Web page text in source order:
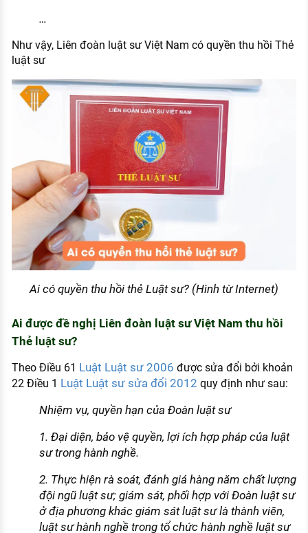
…
Như vậy, Liên đoàn luật sư Việt Nam có quyền thu hồi Thẻ
luật sư
Ai có quyền thu hồi thẻ Luật sư? (Hình từ Internet)
Ai được đề nghị Liên đoàn luật sư Việt Nam thu hồi
Thẻ luật sư?
Theo Điều 61 Luật Luật sư 2006 được sửa đổi bởi khoản
22 Điều 1 Luật Luật sư sửa đổi 2012 quy định như sau:
Nhiệm vụ, quyền hạn của Đoàn luật sư
1. Đại diện, bảo vệ quyền, lợi ích hợp pháp của luật
sư trong hành nghề.
2. Thực hiện rà soát, đánh giá hàng năm chất lượng
đội ngũ luật sư; giám sát, phối hợp với Đoàn luật sư
ở địa phương khác giám sát luật sư là thành viên,
luật sư hành nghề trong tổ chức hành nghề luật sư